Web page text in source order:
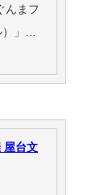
んまフ
」…
屋台文